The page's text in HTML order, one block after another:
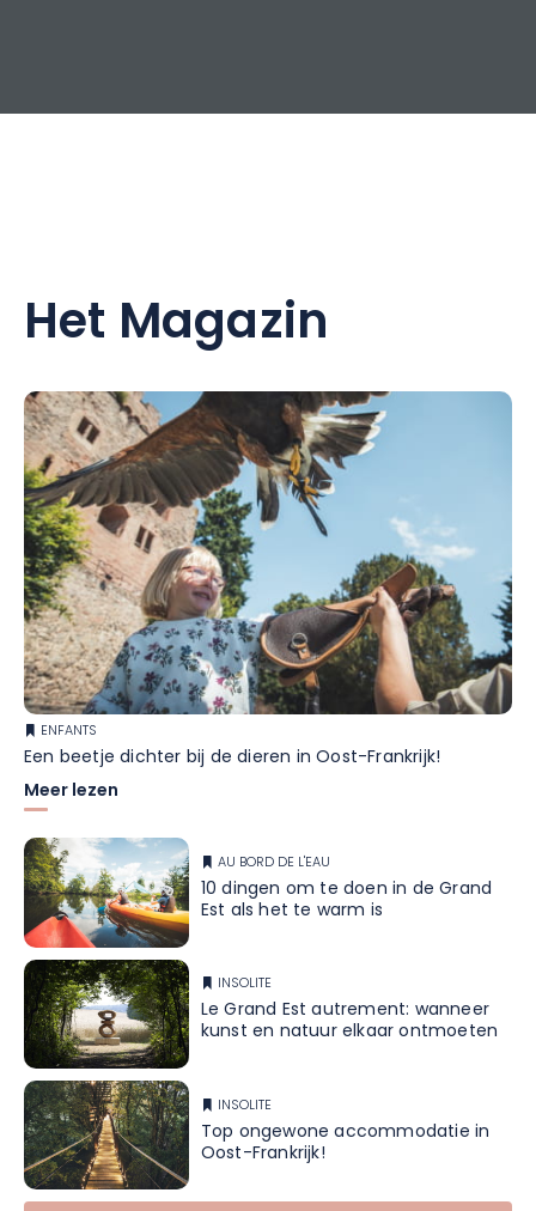
Het Magazin
ENFANTS
Een beetje dichter bij de dieren in Oost-Frankrijk!
Meer lezen
AU BORD DE L'EAU
10 dingen om te doen in de Grand
Est als het te warm is
INSOLITE
Le Grand Est autrement: wanneer
kunst en natuur elkaar ontmoeten
INSOLITE
Top ongewone accommodatie in
Oost-Frankrijk!